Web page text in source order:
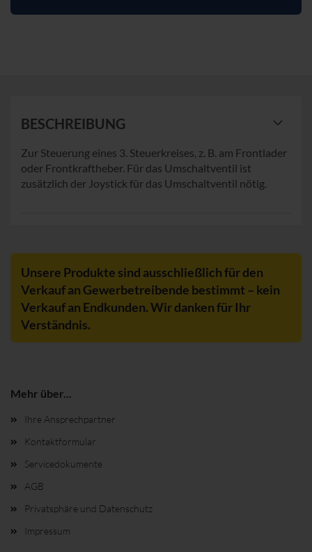
BESCHREIBUNG
Zur Steuerung eines 3. Steuerkreises, z. B. am Frontlader
oder Frontkraftheber. Für das Umschaltventil ist
zusätzlich der Joystick für das Umschaltventil nötig.
Unsere Produkte sind ausschließlich für den
Verkauf an Gewerbetreibende bestimmt – kein
Verkauf an Endkunden. Wir danken für Ihr
Verständnis.
Mehr über...
Ihre Ansprechpartner
Kontaktformular
Servicedokumente
AGB
Privatsphäre und Datenschutz
Impressum